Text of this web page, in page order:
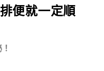
便就一定順